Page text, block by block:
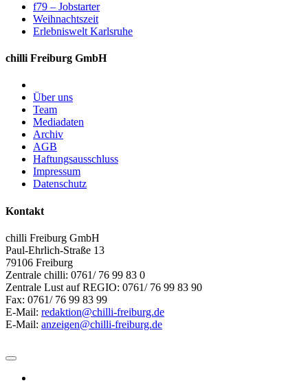
f79 – Jobstarter
Weihnachtszeit
Erlebniswelt Karlsruhe
chilli Freiburg GmbH
Über uns
Team
Mediadaten
Archiv
AGB
Haftungsausschluss
Impressum
Datenschutz
Kontakt
chilli Freiburg GmbH
Paul-Ehrlich-Straße 13
79106 Freiburg
Zentrale chilli: 0761/ 76 99 83 0
Zentrale Lust auf REGIO: 0761/ 76 99 83 90
Fax: 0761/ 76 99 83 99
E-Mail: redaktion@chilli-freiburg.de
E-Mail: anzeigen@chilli-freiburg.de